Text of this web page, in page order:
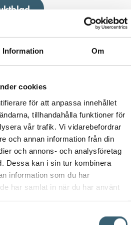
Information Om
cookies
för att anpassa innehållet
tillhandahålla funktioner för
vår trafik. Vi vidarebefordrar
och annan information från din
och annons- och analysföretag
Dessa kan i sin tur kombinera
information som du har
har samlat in när du har använt
eller där en sluten tank krävs enligt
passar även utmärkt som
och lagring av regnvatten till
där du vill ta vara på naturens
med sugledningar, pumpar, larm
av fler slutna tankar. Tanken kan
mer om regnvattentanken.
polyeten, ett slitstarkt och
lång livslängd även i krävande
står emot fukt, markpåverkan och